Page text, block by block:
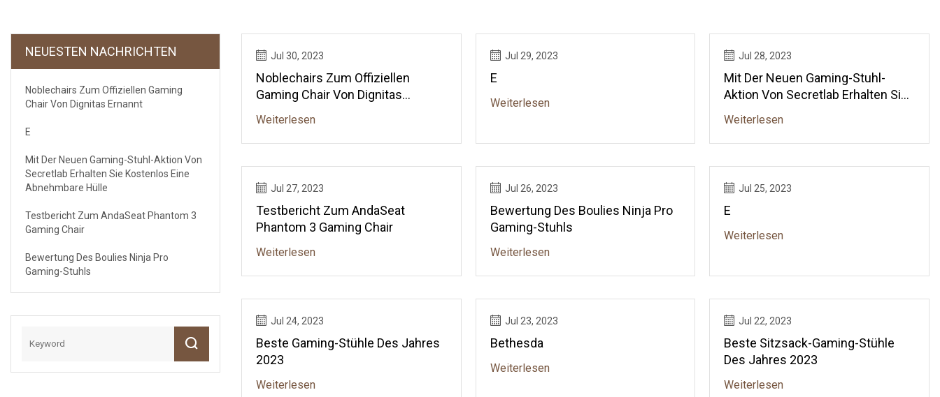
NEUESTEN NACHRICHTEN
Noblechairs Zum Offiziellen Gaming
Chair Von Dignitas Ernannt
E
Mit Der Neuen Gaming-Stuhl-Aktion Von
Secretlab Erhalten Sie Kostenlos Eine
Abnehmbare Hülle
Testbericht Zum AndaSeat Phantom 3
Gaming Chair
Bewertung Des Boulies Ninja Pro
Gaming-Stuhls
Jul 30, 2023
Noblechairs Zum Offiziellen
Gaming Chair Von Dignitas
Weiterlesen
Jul 29, 2023
E
Weiterlesen
Jul 28, 2023
Mit Der Neuen Gaming-Stuhl-
Aktion Von Secretlab Erhalten Sie
Weiterlesen
Jul 27, 2023
Testbericht Zum AndaSeat
Phantom 3 Gaming Chair
Weiterlesen
Jul 26, 2023
Bewertung Des Boulies Ninja Pro
Gaming-Stuhls
Weiterlesen
Jul 25, 2023
E
Weiterlesen
Jul 24, 2023
Beste Gaming-Stühle Des Jahres
2023
Weiterlesen
Jul 23, 2023
Bethesda
Weiterlesen
Jul 22, 2023
Beste Sitzsack-Gaming-Stühle
Des Jahres 2023
Weiterlesen